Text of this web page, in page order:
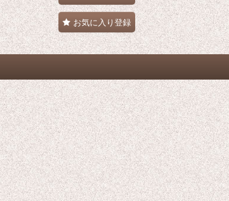
お気に入り登録